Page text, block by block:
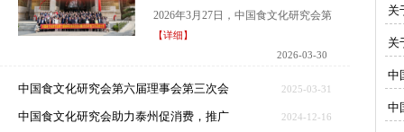
2026年3月27日，中国食文化研究会第
【详细】
2026-03-30
中国食文化研究会第六届理事会第三次会 2025-03-31
中国食文化研究会助力泰州促消费，推广 2024-12-16
关
关
中
中